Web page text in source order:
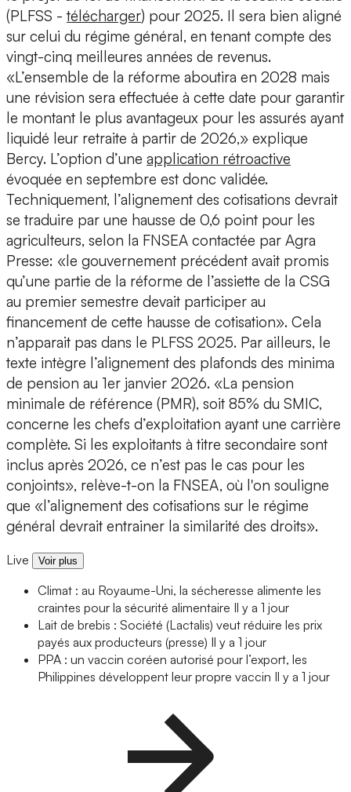
(PLFSS - télécharger) pour 2025. Il sera bien aligné
sur celui du régime général, en tenant compte des
vingt-cinq meilleures années de revenus.
«L’ensemble de la réforme aboutira en 2028 mais
une révision sera effectuée à cette date pour garantir
le montant le plus avantageux pour les assurés ayant
liquidé leur retraite à partir de 2026,» explique
Bercy. L’option d’une application rétroactive
évoquée en septembre est donc validée.
Techniquement, l’alignement des cotisations devrait
se traduire par une hausse de 0,6 point pour les
agriculteurs, selon la FNSEA contactée par Agra
Presse: «le gouvernement précédent avait promis
qu’une partie de la réforme de l’assiette de la CSG
au premier semestre devait participer au
financement de cette hausse de cotisation». Cela
n’apparait pas dans le PLFSS 2025. Par ailleurs, le
texte intègre l’alignement des plafonds des minima
de pension au 1er janvier 2026. «La pension
minimale de référence (PMR), soit 85% du SMIC,
concerne les chefs d’exploitation ayant une carrière
complète. Si les exploitants à titre secondaire sont
inclus après 2026, ce n’est pas le cas pour les
conjoints», relève-t-on la FNSEA, où l'on souligne
que «l’alignement des cotisations sur le régime
général devrait entrainer la similarité des droits».
Live Voir plus
Climat : au Royaume-Uni, la sécheresse alimente les
craintes pour la sécurité alimentaire Il y a 1 jour
Lait de brebis : Société (Lactalis) veut réduire les prix
payés aux producteurs (presse) Il y a 1 jour
PPA : un vaccin coréen autorisé pour l’export, les
Philippines développent leur propre vaccin Il y a 1 jour